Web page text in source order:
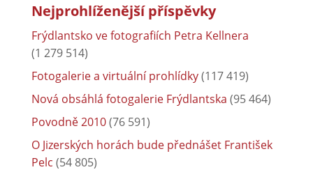
Nejprohlíženější příspěvky
Frýdlantsko ve fotografiích Petra Kellnera
(1 279 514)
Fotogalerie a virtuální prohlídky(117 419)
Nová obsáhlá fotogalerie Frýdlantska (95 464)
Povodně 2010(76 591)
O Jizerských horách bude přednášet František
Pelc (54 805)